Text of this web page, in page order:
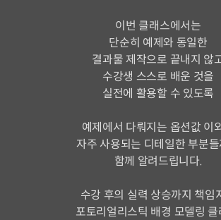
이번 클래스에서는
단순히 예제와 동일한
결과물 제작으로 끝내지 않
수강생 스스로 배운 것을
실전에 활용할 수 있도록
예제에서 다뤄지는 옵션값 이
자주 사용되는 디테일한 부분들
함께 알려드립니다.
수강 후의 실력 상승까지 책임
포토리얼리스틱 배경 모델링 클